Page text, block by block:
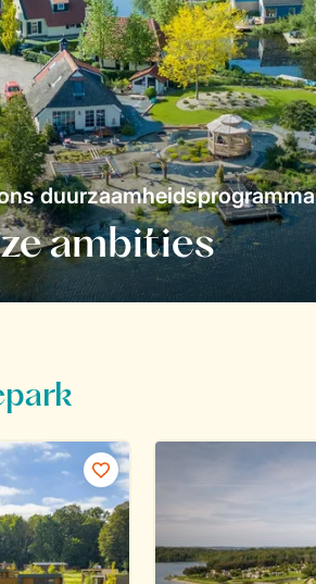
ambities
duurzaamheidsprogramma